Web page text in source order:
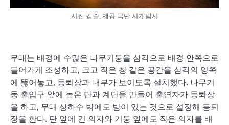
사진 김솔, 제공 극단 사개탐사
무대는 배경에 수많은 나무기둥을 삼각으로 배경 안쪽으로
들어가게 조성하고, 크고 작은 창 같은 공간을 삼각의 양쪽
에 뚫어놓고, 등퇴장과 내부가 보이도록 설치했다. 나무기
둥 출입구 앞에 높은 단과 계단을 만들어 출연자가 등퇴장
을 하고, 무대 상하수 밖에도 방이 있는 것으로 설정해 등퇴
장을 한다. 단 앞에 긴 의자와 기둥 앞에도 작은 의자를 배